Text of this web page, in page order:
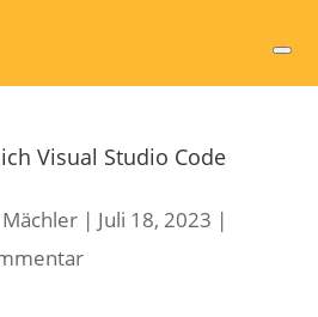
Visual Studio Code
| Juli 18, 2023 |